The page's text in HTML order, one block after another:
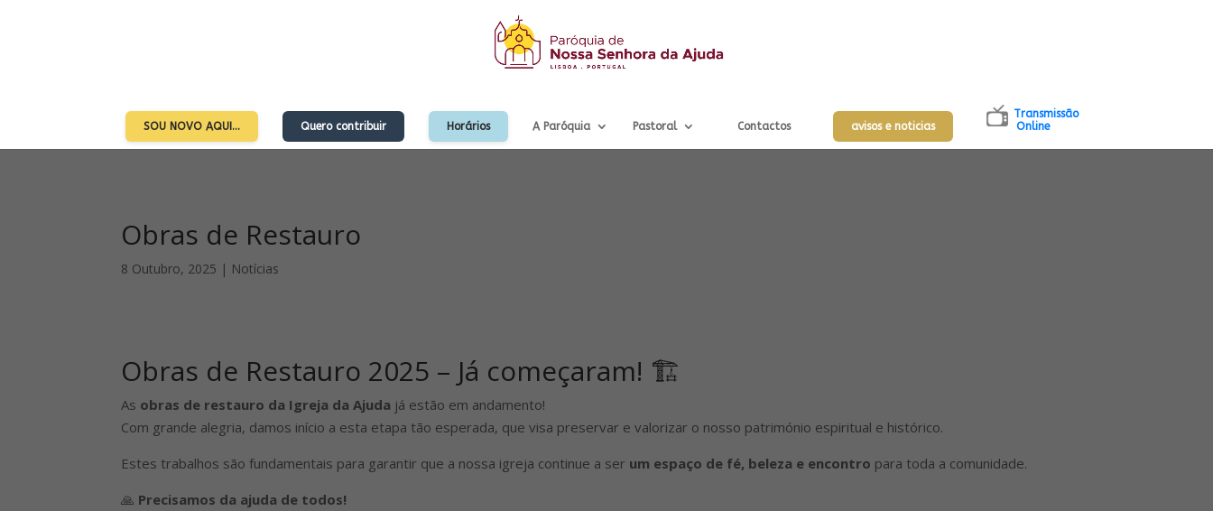
SOU NOVO AQUI… Quero contribuir Horários A Paróquia Pastoral Contactos avisos e noticias
Transmissão
Online
Obras de Restauro
8 Outubro, 2025 | Notícias
Obras de Restauro 2025 – Já começaram! 🏗️
As obras de restauro da Igreja da Ajuda já estão em andamento!
Com grande alegria, damos início a esta etapa tão esperada, que visa preservar e valorizar o nosso património espiritual e histórico.
Estes trabalhos são fundamentais para garantir que a nossa igreja continue a ser um espaço de fé, beleza e encontro para toda a comunidade.
🙏 Precisamos da ajuda de todos!